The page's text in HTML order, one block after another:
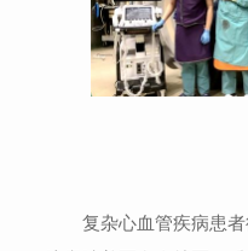
复杂心血管疾病患